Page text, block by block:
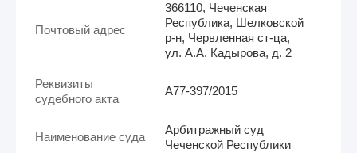
Почтовый адрес
366110, Чеченская
Республика, Шелковской
р-н, Червленная ст-ца,
ул. А.А. Кадырова, д. 2
Реквизиты
судебного акта
А77-397/2015
Наименование суда
Арбитражный суд
Чеченской Республики